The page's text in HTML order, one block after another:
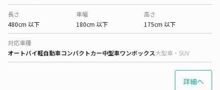
長さ
480cm 以下
車幅
180cm 以下
高さ
175cm 以下
対応車種
オートバイ軽自動車コンパクトカー中型車ワンボックス大型車・SUV
詳細へ